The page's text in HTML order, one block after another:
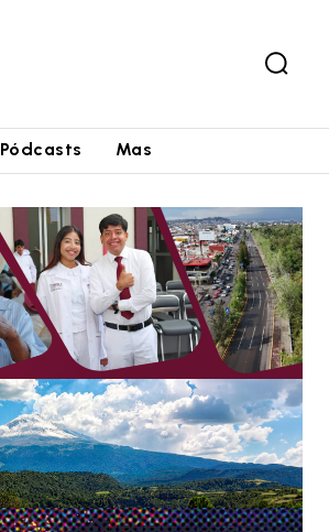
Pódcasts Mas